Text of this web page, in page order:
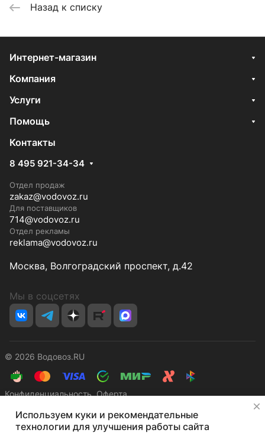
Назад к списку
Интернет-магазин
Компания
Услуги
Помощь
Контакты
8 495 921-34-34
Отдел продаж
zakaz@vodovoz.ru
Для поставщиков
714@vodovoz.ru
Отдел рекламы
reklama@vodovoz.ru
Москва, Волгоградский проспект, д.42
Мы в соцсетях
© 2026 Водовоз.RU
КонфиденциальностьОферта
Используем куки и рекомендательные
технологии для улучшения работы сайта